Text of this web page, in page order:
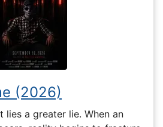
(2026)
lies a greater lie. When an